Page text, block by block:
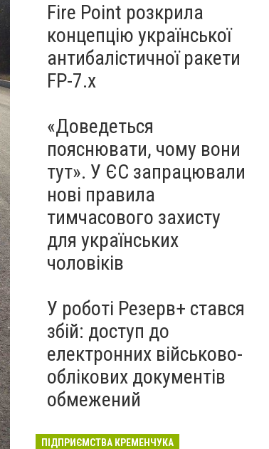
Fire Point розкрила
концепцію української
антибалістичної ракети
FP-7.x
«Доведеться
пояснювати, чому вони
тут». У ЄС запрацювали
нові правила
тимчасового захисту
для українських
чоловіків
У роботі Резерв+ стався
збій: доступ до
електронних військово-
облікових документів
обмежений
ПІДПРИЄМСТВА КРЕМЕНЧУКА